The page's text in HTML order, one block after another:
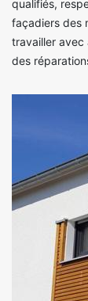
qualifiés,
façadiers des
travailler avec
des